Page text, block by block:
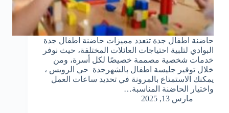
حاضنة اطفال جدة تتعدد مميزات حاضنة اطفال جدة
البوادي لتلبية احتياجات العائلات المختلفة، حيث نوفر
خدمات شخصية مصممة خصيصًا لكل أسرة، ومن
خلال توفير جليسة اطفال بالشهرجدة حي الرويس ،
يمكنك الاستمتاع بالمرونة في تحديد ساعات العمل
واختيار الحاضنة المناسبة…
مارس 13, 2025